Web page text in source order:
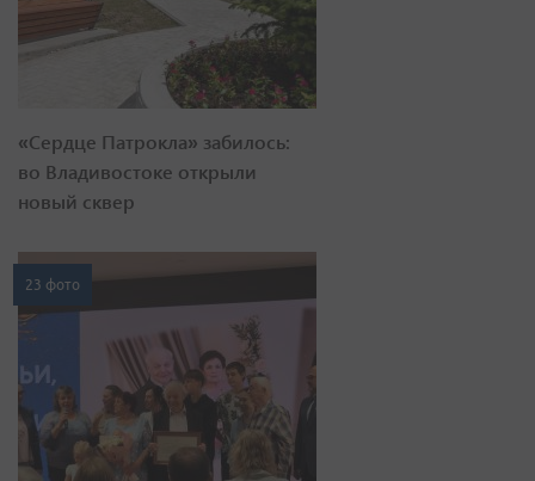
«Сердце Патрокла» забилось:
во Владивостоке открыли
новый сквер
23 фото